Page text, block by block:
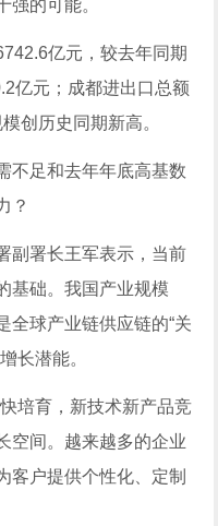
强的可能。
亿元，较去年同期
亿元；成都进出口总额
创历史同期新高。
不足和去年年底高基数
？
副署长王军表示，当前
基础。我国产业规模
全球产业链供应链的“关
长潜能。
培育，新技术新产品竞
空间。越来越多的企业
客户提供个性化、定制